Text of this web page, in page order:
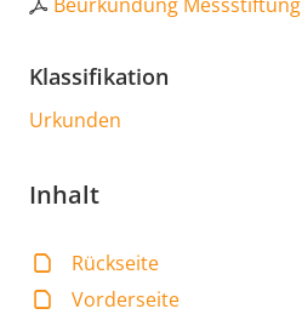
Klassifikation
Urkunden
Inhalt
Rückseite
Vorderseite